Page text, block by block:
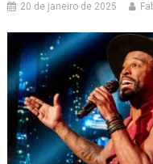
20 de janeiro de 2025